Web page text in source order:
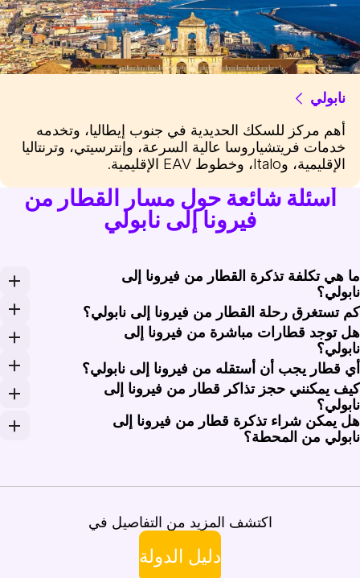
نابولي
أهم مركز للسكك الحديدية في جنوب إيطاليا، وتخدمه
خدمات فريتشياروسا عالية السرعة، وإنترسيتي، وترنتاليا
الإقليمية، وItalo، وخطوط EAV الإقليمية.
أسئلة شائعة حول مسار القطار من
فيرونا إلى نابولي
هي تكلفة تذكرة القطار من فيرونا إلى
أسعار تذاكر القطار من فيرونا إلى نابولي من حوالي 52 يورو إلى 70 يورو (حوالي 56 إلى 75 دولاراً) لرحلة الذهاب فقط، بناءً على وقت الحجز وخدمة القطار المختارة. يمكنك العثور على أسعار تنافسية من خلال الحجز المسبق عبر ريل مونسترز.
تستغرق رحلة القطار من فيرونا إلى نابولي؟
رحلة القطار من فيرونا إلى نابولي عادة حوالي 5 إلى 6 ساعات. يمكن أن تختلف المدة الدقيقة بناءً على الخدمة التي تختارها، حيث توفر القطارات عالية السرعة عموماً أسرع أوقات السفر.
توجد قطارات مباشرة من فيرونا إلى
توجد قطارات مباشرة من فيرونا إلى نابولي، تدار
قطار يجب أن أستقله من فيرونا إلى نابولي؟
من فيرونا إلى نابولي، يوصى باستخدام القطارات عالية
يمكنني حجز تذاكر قطار من فيرونا إلى
حجز تذاكر القطار من فيرونا إلى نابولي بسهولة عبر
يمكن شراء تذكرة قطار من فيرونا إلى
من المحطة؟
اكتشف المزيد من التفاصيل في
دليل الدولة